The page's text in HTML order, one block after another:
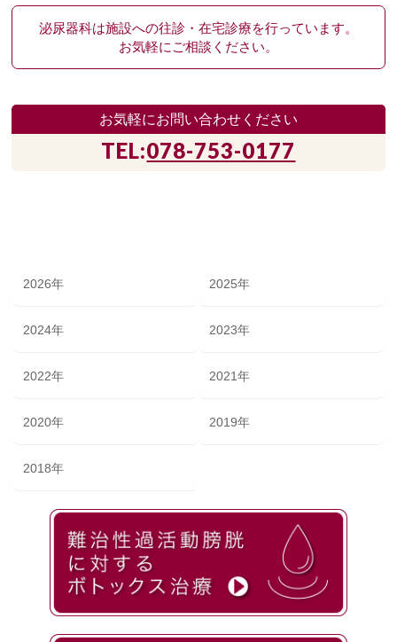
泌尿器科は施設への往診・在宅診療を行っています。
お気軽にご相談ください。
お気軽にお問い合わせください
TEL:078-753-0177
2026年 2025年
2024年 2023年
2022年 2021年
2020年 2019年
2018年